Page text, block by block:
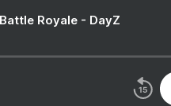
Royale - DayZ